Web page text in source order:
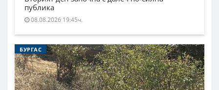
публика
08.08.2026 19:45ч.
БУРГАС